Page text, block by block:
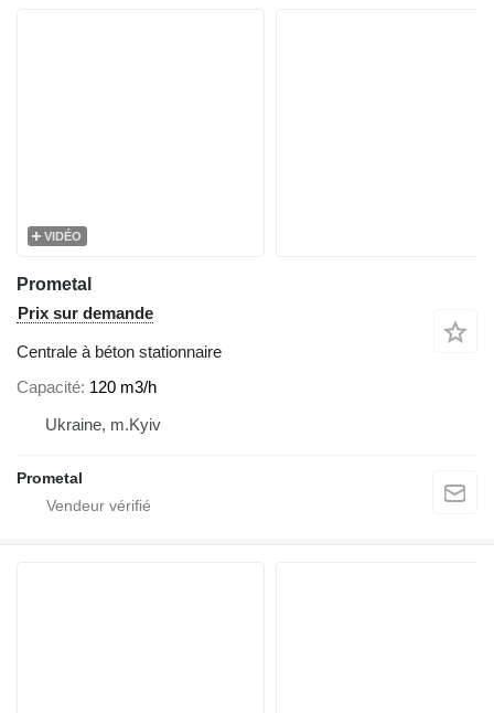
VIDÉO
Prometal
Prix sur demande
Centrale à béton stationnaire
Capacité 120 m3/h
Ukraine, m.Kyiv
Prometal